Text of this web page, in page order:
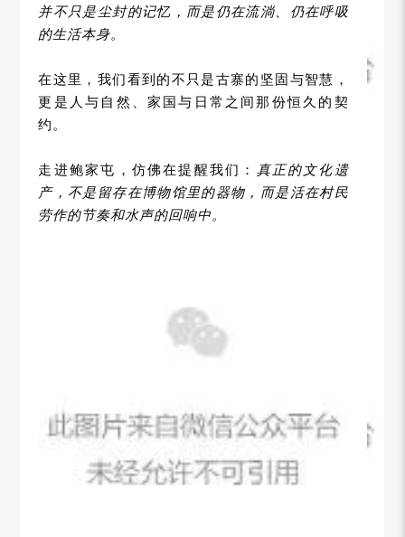
并不只是尘封的记忆，而是仍在流淌、仍在呼吸
的生活本身。
在这里，我们看到的不只是古寨的坚固与智慧，
更是人与自然、家国与日常之间那份恒久的契
约。
走进鲍家屯，仿佛在提醒我们： 真正的文化遗
产，不是留存在博物馆里的器物，而是活在村民
劳作的节奏和水声的回响中。